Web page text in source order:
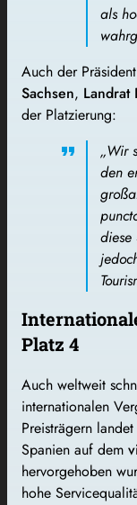
als
Auch der
Sachsen, Landrat
der Platzierung:
„Wir
den
diese
Platz 4
Auch weltweit
internationalen
Preisträgern
Spanien auf dem
hervorgehoben
hohe